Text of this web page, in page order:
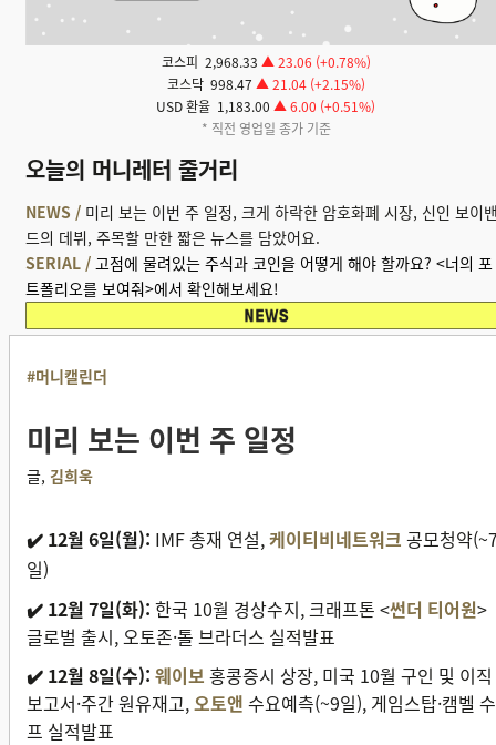
코스피 2,968.33 ▲ 23.06 (+0.78%)
코스닥 998.47 ▲ 21.04 (+2.15%)
USD 환율 1,183.00 ▲ 6.00 (+0.51%)
* 직전 영업일 종가 기준
오늘의 머니레터 줄거리
NEWS / 미리 보는 이번 주 일정, 크게 하락한 암호화폐 시장, 신인 보이
드의 데뷔, 주목할 만한 짧은 뉴스를 담았어요.
SERIAL / 고점에 물려있는 주식과 코인을 어떻게 해야 할까요? <너의 포
트폴리오를 보여줘>에서 확인해보세요!
#머니캘린더
미리 보는 이번 주 일정
글, 김희욱
✔️ 12월 6일(월): IMF 총재 연설,케이티비네트워크 공모청약
일)
✔️ 12월 7일(화): 한국 10월 경상수지, 크래프톤 <썬더 티어원>
글로벌 출시, 오토존·톨 브라더스 실적발표
✔️ 12월 8일(수): 웨이보 홍콩증시 상장, 미국 10월 구인 및 이직
보고서·주간 원유재고,오토앤 수요예측(~9일), 게임스탑·캠벨 수
프 실적발표